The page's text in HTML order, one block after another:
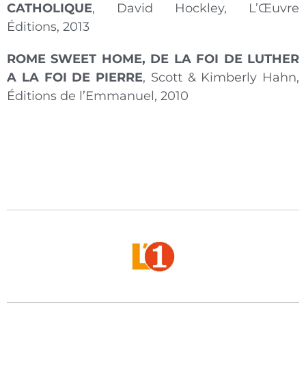
CATHOLIQUE, David Hockley, L’Œuvre
Éditions, 2013
ROME SWEET HOME, DE LA FOI DE LUTHER
A LA FOI DE PIERRE, Scott & Kimberly Hahn,
Éditions de l’Emmanuel, 2010